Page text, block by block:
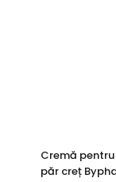
Cremă
păr creț